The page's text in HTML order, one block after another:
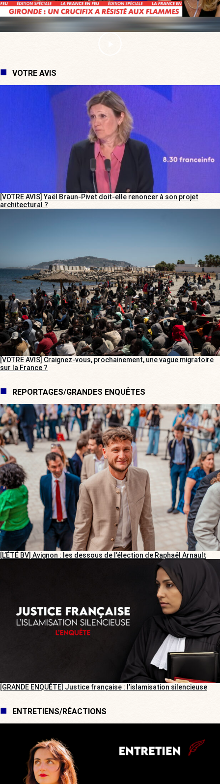
VOTRE AVIS
[VOTRE AVIS] Yaël Braun-Pivet doit-elle renoncer à son projet
architectural ?
[VOTRE AVIS] Craignez-vous, prochainement, une vague migratoire
sur la France ?
REPORTAGES/GRANDES ENQUÊTES
[L’ÉTÉ BV] Avignon : les dessous de l’élection de Raphaël Arnault
[GRANDE ENQUÊTE] Justice française : l’islamisation silencieuse
ENTRETIENS/RÉACTIONS